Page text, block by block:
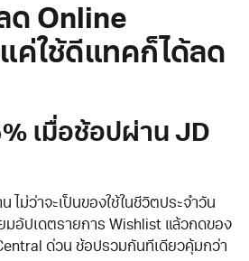
ด Online
ค่ใช้ดีแทคก็ได้ลด
เมื่อช้อปผ่าน JD
ไม่ว่าจะเป็นของใช้ในชีวิตประจำวัน
มอัปเดตรายการ Wishlist แล้วกดของ
ด่วน ช้อปรวมกันทีเดียวคุ้มกว่า